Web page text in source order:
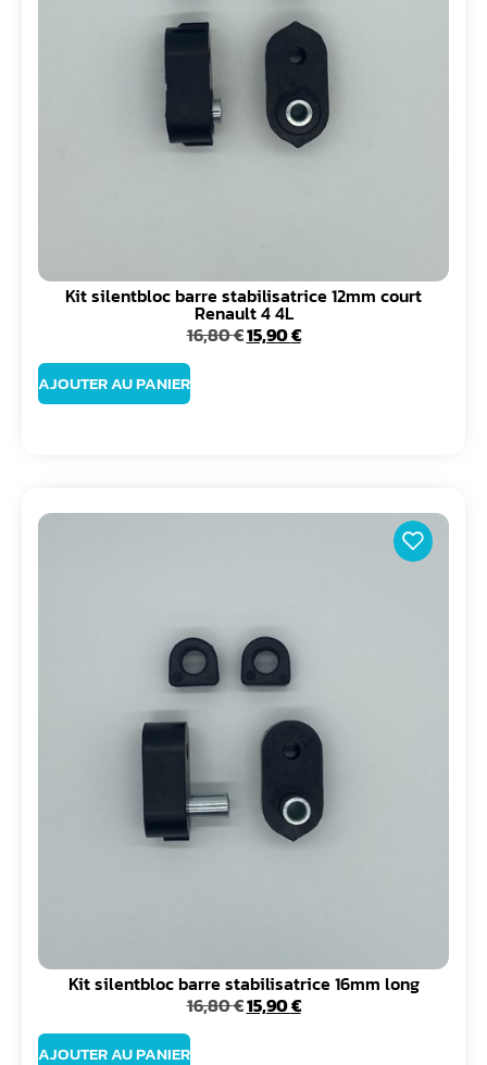
Kit silentbloc barre stabilisatrice 12mm court
Renault 4 4L
16,80€15,90€
AJOUTER AU PANIER
Kit silentbloc barre stabilisatrice 16mm long
16,80€15,90€
AJOUTER AU PANIER